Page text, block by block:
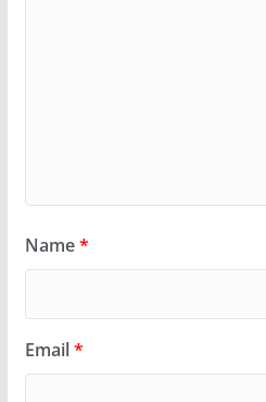
Name*
Email*